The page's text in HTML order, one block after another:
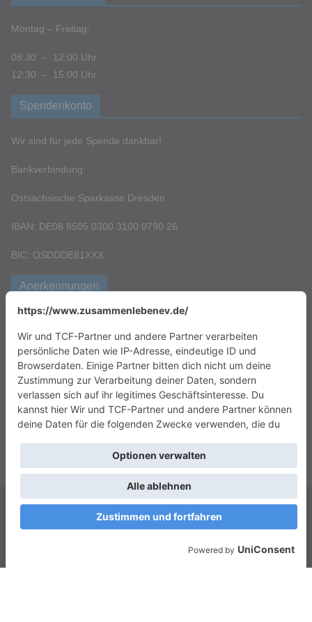
Montag – Freitag:
08:30 – 12:00 Uhr
12:30 – 15:00 Uhr
Spendenkonto
Wir sind für jede Spende dankbar!
Bankverbindung:
Ostsächsische Sparkasse Dresden
IBAN: DE08 8505 0300 3100 0790 26
BIC: OSDDDE81XXX
Anerkennungen
Copyright © 2026